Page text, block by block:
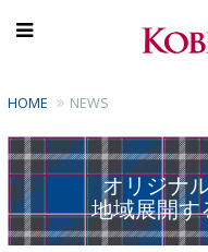
HOME NEWS
オリジナ
地域展開す